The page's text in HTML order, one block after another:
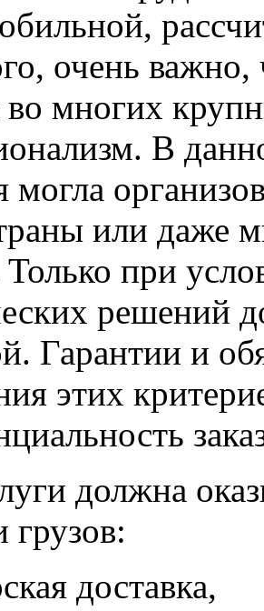
очень
многих
В
могла
или даже
при
решений
Гарантии и
этих
должна
грузов:
доставка,